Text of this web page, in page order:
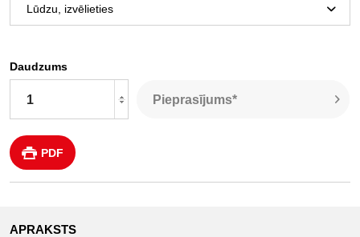
Daudzums
Pieprasījums*
PDF
APRAKSTS